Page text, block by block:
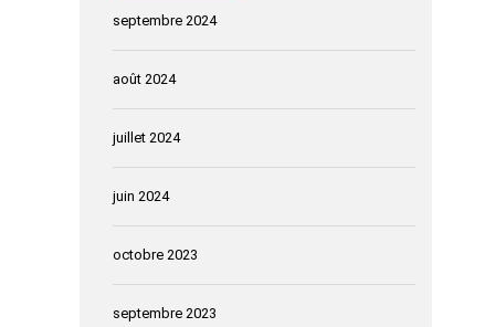
septembre 2024
août 2024
juillet 2024
juin 2024
octobre 2023
septembre 2023